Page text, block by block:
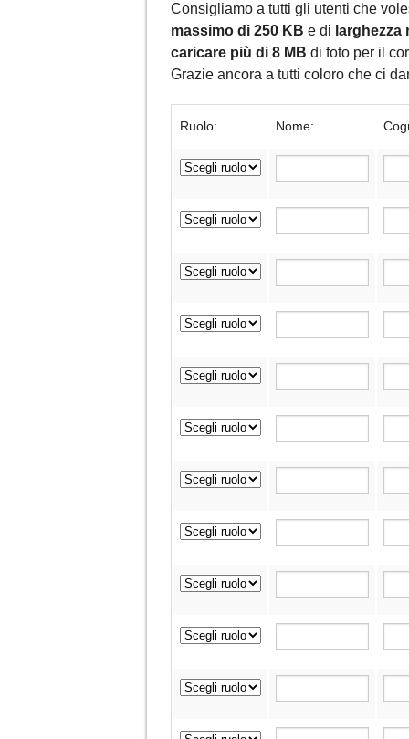
Consigliamo a tutti gli utenti che
massimo di 250 KB e di larghezza
caricare più di 8 MB di foto per il
Grazie ancora a tutti coloro che ci
Ruolo: Nome: